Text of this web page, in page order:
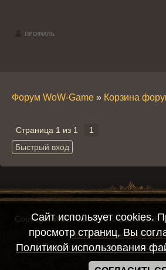
Форум WoW-Game » Корзина
Страница 1 из 1 1
Copyright WoW-Game.ru © 2008-2026
Политика
Политика использования cookie
Сайт использует cookies.
просмотр страниц, Вы
Политикой использования